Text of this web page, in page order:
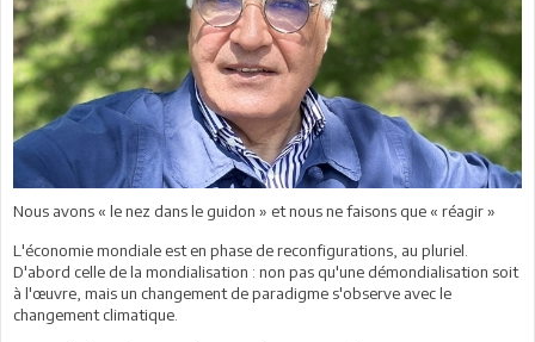
Nous avons « le nez dans le guidon » et nous ne faisons que « réagir »
L'économie mondiale est en phase de reconfigurations, au pluriel.
D'abord celle de la mondialisation : non pas qu'une démondialisation soit
à l'œuvre, mais un changement de paradigme s'observe avec le
changement climatique.